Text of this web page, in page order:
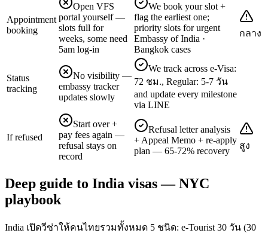
Appointment
booking
Open VFS
portal yourself —
slots full for
weeks, some need
5am log-in
We book your slot +
flag the earliest one;
priority slots for urgent
Embassy of India ·
Bangkok cases
กลาง
Status
tracking
No visibility —
embassy tracker
updates slowly
We track across e-Visa:
72 ชม., Regular: 5-7 วัน
and update every milestone
via LINE
If refused
Start over +
pay fees again —
refusal stays on
record
Refusal letter analysis
+ Appeal Memo + re-apply
plan — 65-72% recovery
สูง
Deep guide to India visas — NYC
playbook
India เปิดวีซ่าให้คนไทยรวมทั้งหมด 5 ชนิด: e-Tourist 30 วัน (30